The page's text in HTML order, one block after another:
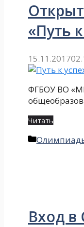
«Путь
15.11.2017
ФГБОУ ВО
Читать
Рубрики
Вход в